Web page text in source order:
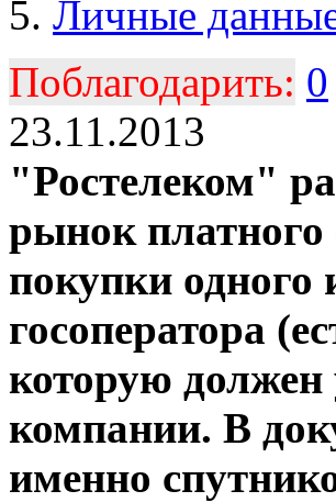
Личные
Поблагодарить: 0
23.11.2013
"Ростелеком"
рынок платного
покупки одного
госоператора
которую должен
компании. В
именно